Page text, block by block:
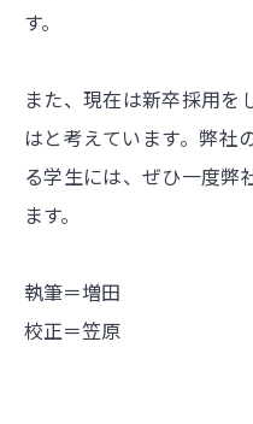
す。
また、現在は新卒採用を
はと考えています。弊社
る学生には、ぜひ一度弊
ます。
執筆＝増田
校正＝笠原